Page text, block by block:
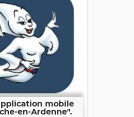
mobile
en-Ardenne".